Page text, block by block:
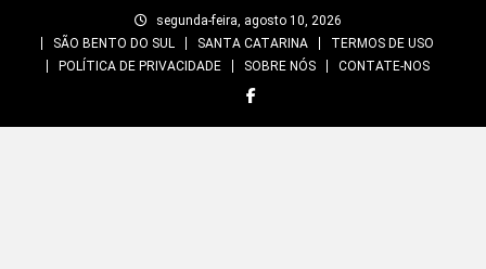
segunda-feira, agosto 10, 2026
SÃO BENTO DO SUL
SANTA CATARINA
TERMOS DE USO
POLÍTICA DE PRIVACIDADE
SOBRE NÓS CONTATE-NOS